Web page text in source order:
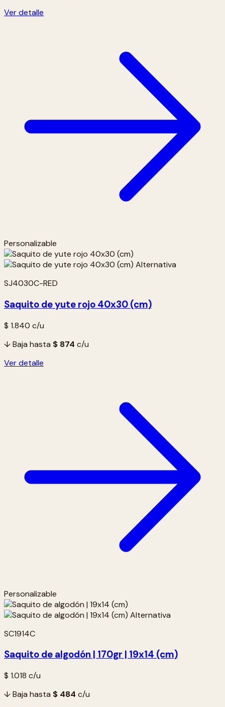
Ver detalle
Personalizable
SJ4030C-RED
Saquito de yute rojo 40x30 (cm)
$ 1.840 c/u
↓ Baja hasta $ 874 c/u
Ver detalle
Personalizable
SC1914C
Saquito de algodón | 170gr | 19x14 (cm)
$ 1.018 c/u
↓ Baja hasta $ 484 c/u